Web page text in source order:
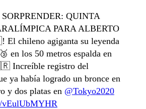
SORPRENDER: QUINTA
PARA ALBERTO
chileno agiganta su leyenda
en los 50 metros espalda en
Increíble registro del
ya había logrado un bronce en
y dos platas en @Tokyo2020
vEulUbMYHR